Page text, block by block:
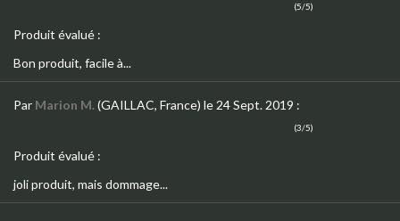
(5/5)
Produit évalué :
Bon produit, facile à...
Par Marion M.(GAILLAC, France) le 24 Sept. 2019 :
(3/5)
Produit évalué :
joli produit, mais dommage...